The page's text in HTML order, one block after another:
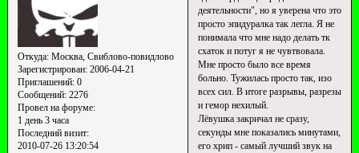
Откуда:Москва, Свиблово-повидлово
Зарегистрирован: 2006-04-21
Приглашений:0
Сообщений:2276
Провел на форуме:
1 день 3 часа
Последний визит:
2010-07-26 13:20:54
деятельности", но я уверена что это
просто эпидуралка так легла. Я не
понимала что мне надо делать тк
схаток и потуг я не чувтвовала.
Мне просто было все время
больно. Тужилась просто так, изо
всех сил. В итоге разрывы, разрезы
и гемор нехилый.
Лёвушка закричал не сразу,
секунды мне показались минутами,
его хрип - самый лучший звук на